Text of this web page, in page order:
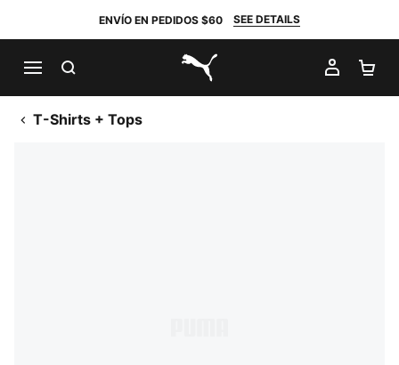
ENVÍO EN PEDIDOS $60 SEE DETAILS
PUMA.com
MI
T-Shirts + Tops